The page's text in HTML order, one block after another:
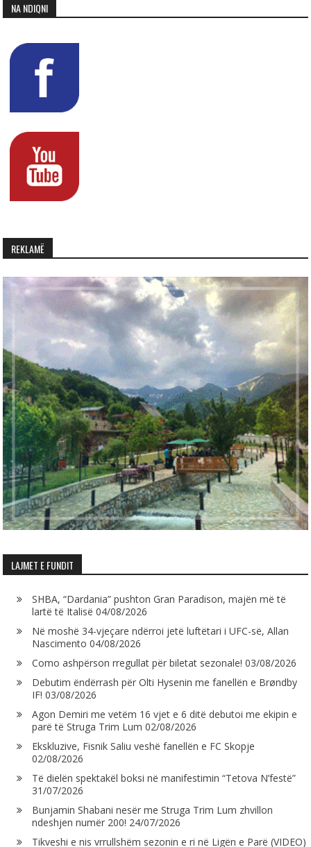
NA NDIQNI
REKLAMË
LAJMET E FUNDIT
SHBA, “Dardania” pushton Gran Paradison, majën më të
lartë të Italisë 04/08/2026
Në moshë 34-vjeçare ndërroi jetë luftëtari i UFC-së, Allan
Nascimento 04/08/2026
Como ashpërson rregullat për biletat sezonale! 03/08/2026
Debutim ëndërrash për Olti Hysenin me fanellën e Brøndby
IF! 03/08/2026
Agon Demiri me vetëm 16 vjet e 6 ditë debutoi me ekipin e
parë të Struga Trim Lum 02/08/2026
Ekskluzive, Fisnik Saliu veshë fanellën e FC Skopje
02/08/2026
Të dielën spektakël boksi në manifestimin “Tetova N’festë”
31/07/2026
Bunjamin Shabani nesër me Struga Trim Lum zhvillon
ndeshjen numër 200! 24/07/2026
Tikveshi e nis vrrullshëm sezonin e ri në Ligën e Parë (VIDEO)